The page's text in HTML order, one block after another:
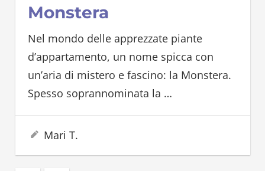
Monstera
Nel mondo delle apprezzate piante
d’appartamento, un nome spicca con
un’aria di mistero e fascino: la Monstera.
Spesso soprannominata la …
17 Agosto 2023
Mari T.